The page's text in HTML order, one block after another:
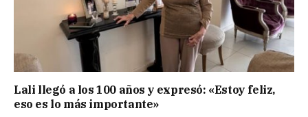
Lali llegó a los 100 años y expresó: «Estoy feliz,
eso es lo más importante»